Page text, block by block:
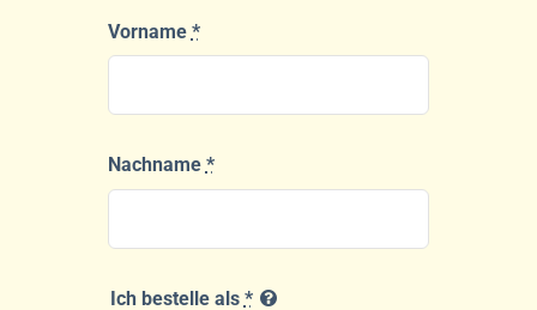
Vorname *
Nachname *
Ich bestelle als *